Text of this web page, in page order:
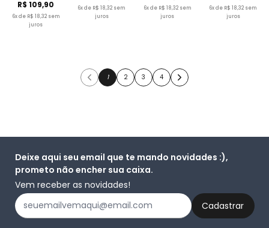
R$ 109,90
6x de R$ 18,32 sem
juros
6x de R$ 18,32 sem
juros
6x de R$ 18,32 sem
juros
6x de R$ 18,32 sem
juros
1 2 3 4
Deixe aqui seu email que te mando novidades :),
prometo não encher sua caixa.
Vem receber as novidades!